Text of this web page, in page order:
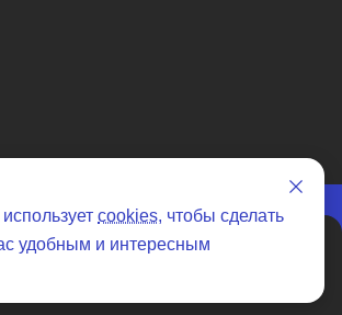
CARS
cookies, чтобы сделать
удобным и интересным